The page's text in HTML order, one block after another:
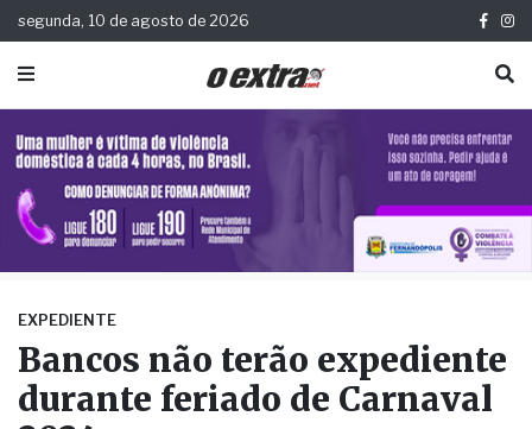
segunda, 10 de agosto de 2026
EXPEDIENTE
Bancos não terão expediente
durante feriado de Carnaval